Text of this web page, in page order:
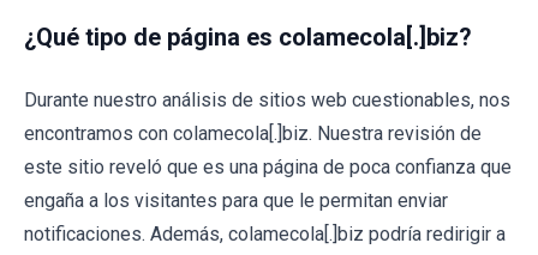
¿Qué tipo de página es colamecola[.]biz?
Durante nuestro análisis de sitios web cuestionables, nos
encontramos con colamecola[.]biz. Nuestra revisión de
este sitio reveló que es una página de poca confianza que
engaña a los visitantes para que le permitan enviar
notificaciones. Además, colamecola[.]biz podría redirigir a